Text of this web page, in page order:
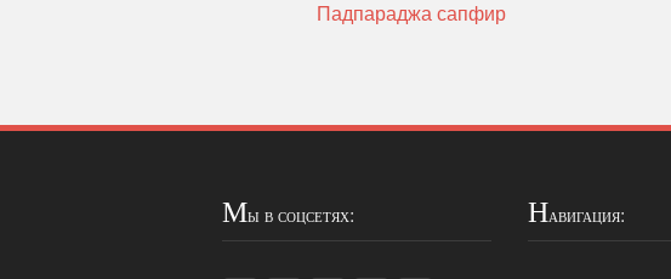
Падпараджа сапфир
Мы в соцсетях: Навигация: